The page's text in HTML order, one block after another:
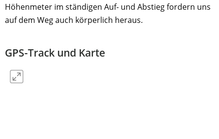
Höhenmeter im ständigen Auf- und Abstieg fordern uns
auf dem Weg auch körperlich heraus.
GPS-Track und Karte